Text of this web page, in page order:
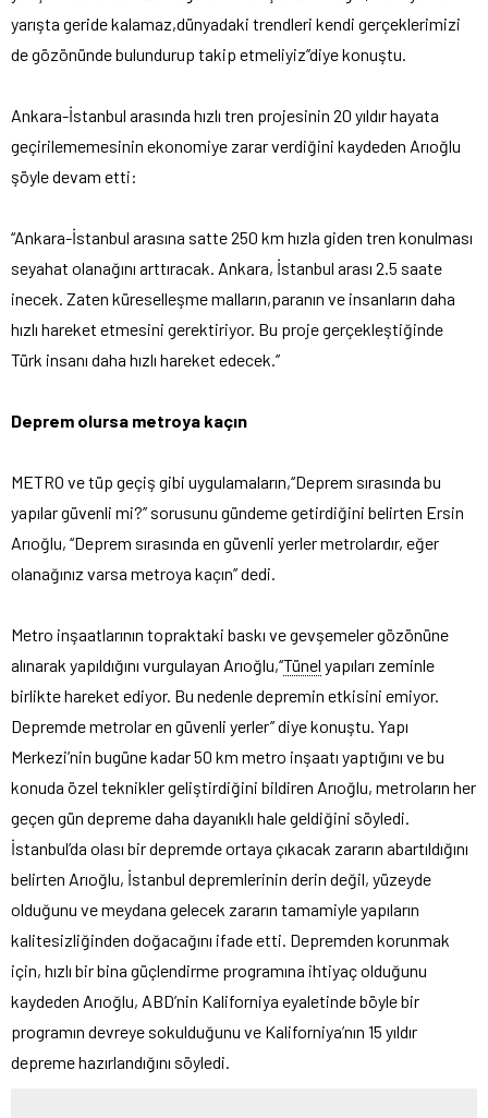
yarışta geride kalamaz,dünyadaki trendleri kendi gerçeklerimizi
de gözönünde bulundurup takip etmeliyiz’’diye konuştu.
Ankara-İstanbul arasında hızlı tren projesinin 20 yıldır hayata
geçirilememesinin ekonomiye zarar verdiğini kaydeden Arıoğlu
şöyle devam etti:
‘‘Ankara-İstanbul arasına satte 250 km hızla giden tren konulması
seyahat olanağını arttıracak. Ankara, İstanbul arası 2.5 saate
inecek. Zaten küreselleşme malların,paranın ve insanların daha
hızlı hareket etmesini gerektiriyor. Bu proje gerçekleştiğinde
Türk insanı daha hızlı hareket edecek.’’
Deprem olursa metroya kaçın
METRO ve tüp geçiş gibi uygulamaların,‘‘Deprem sırasında bu
yapılar güvenli mi?’’ sorusunu gündeme getirdiğini belirten Ersin
Arıoğlu, ‘‘Deprem sırasında en güvenli yerler metrolardır, eğer
olanağınız varsa metroya kaçın’’ dedi.
Metro inşaatlarının topraktaki baskı ve gevşemeler gözönüne
alınarak yapıldığını vurgulayan Arıoğlu,‘‘Tünel yapıları zeminle
birlikte hareket ediyor. Bu nedenle depremin etkisini emiyor.
Depremde metrolar en güvenli yerler’’ diye konuştu. Yapı
Merkezi’nin bugüne kadar 50 km metro inşaatı yaptığını ve bu
konuda özel teknikler geliştirdiğini bildiren Arıoğlu, metroların her
geçen gün depreme daha dayanıklı hale geldiğini söyledi.
İstanbul’da olası bir depremde ortaya çıkacak zararın abartıldığını
belirten Arıoğlu, İstanbul depremlerinin derin değil, yüzeyde
olduğunu ve meydana gelecek zararın tamamiyle yapıların
kalitesizliğinden doğacağını ifade etti. Depremden korunmak
için, hızlı bir bina güçlendirme programına ihtiyaç olduğunu
kaydeden Arıoğlu, ABD’nin Kaliforniya eyaletinde böyle bir
programın devreye sokulduğunu ve Kaliforniya’nın 15 yıldır
depreme hazırlandığını söyledi.